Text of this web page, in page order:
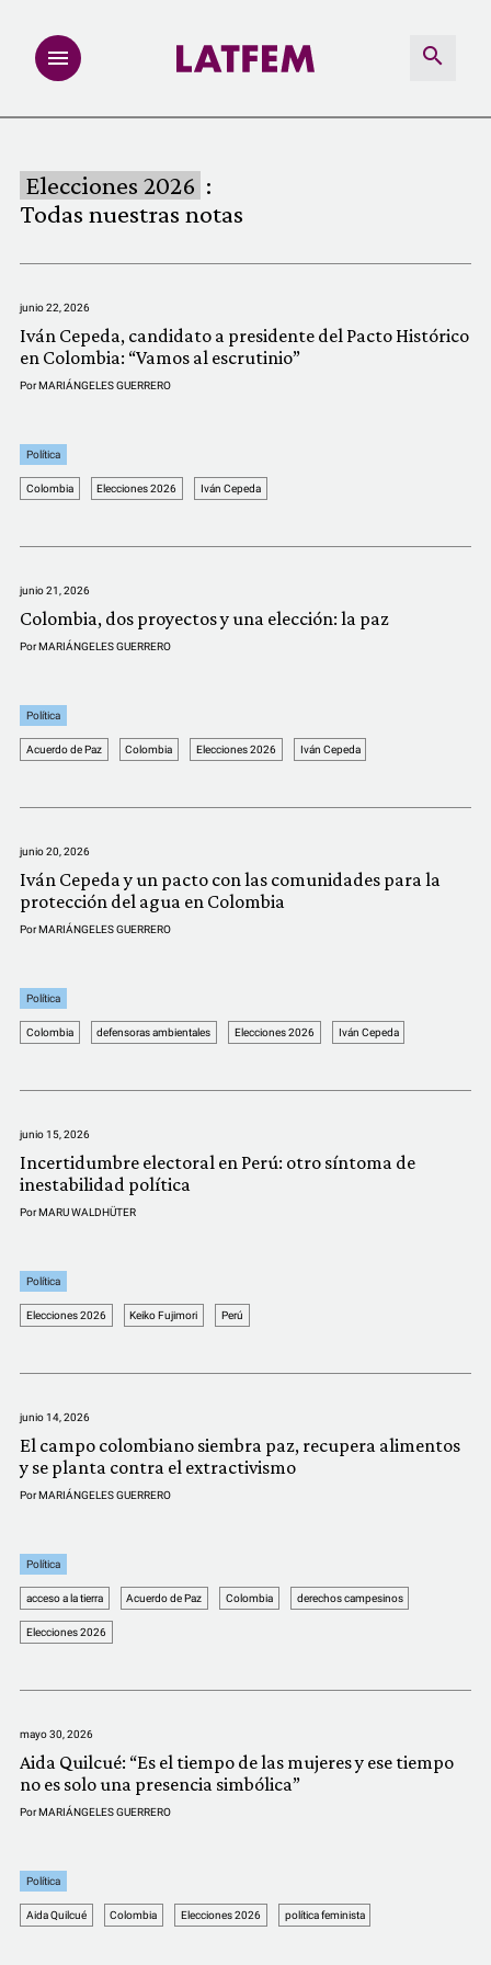
INVESTIGACIONES
MULTIMEDIA
LATFEMLAB.
PRODUCTOS
COMUNIDAD
Elecciones 2026 :
Todas nuestras notas
junio 22, 2026
Iván Cepeda, candidato a presidente del Pacto Histórico
en Colombia: “Vamos al escrutinio”
PorMARIÁNGELES GUERRERO
Política
Colombia Elecciones 2026 Iván Cepeda
junio 21, 2026
Colombia, dos proyectos y una elección: la paz
PorMARIÁNGELES GUERRERO
Política
Acuerdo de Paz Colombia Elecciones 2026 Iván Cepeda
junio 20, 2026
Iván Cepeda y un pacto con las comunidades para la
protección del agua en Colombia
PorMARIÁNGELES GUERRERO
Política
Colombia defensoras ambientales Elecciones 2026 Iván Cepeda
junio 15, 2026
Incertidumbre electoral en Perú: otro síntoma de
inestabilidad política
PorMARU WALDHÜTER
Política
Elecciones 2026 Keiko Fujimori Perú
junio 14, 2026
El campo colombiano siembra paz, recupera alimentos
y se planta contra el extractivismo
PorMARIÁNGELES GUERRERO
Política
acceso a la tierra Acuerdo de Paz Colombia derechos campesinos
Elecciones 2026
mayo 30, 2026
Aida Quilcué: “Es el tiempo de las mujeres y ese tiempo
no es solo una presencia simbólica”
PorMARIÁNGELES GUERRERO
Política
Aida Quilcué Colombia Elecciones 2026 política feminista